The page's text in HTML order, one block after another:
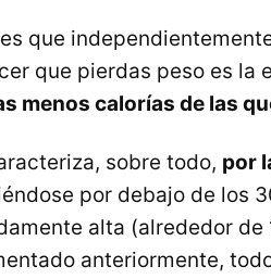
que
que pierdas peso es la
menos calorías de las
sobre todo, por
por debajo de los
alta (alrededor
anteriormente,